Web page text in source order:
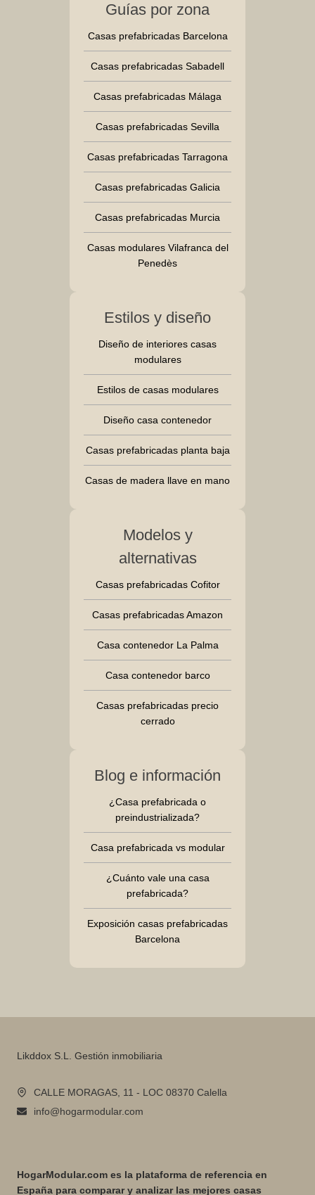
Guías por zona
Casas prefabricadas Barcelona
Casas prefabricadas Sabadell
Casas prefabricadas Málaga
Casas prefabricadas Sevilla
Casas prefabricadas Tarragona
Casas prefabricadas Galicia
Casas prefabricadas Murcia
Casas modulares Vilafranca del
Penedès
Estilos y diseño
Diseño de interiores casas
modulares
Estilos de casas modulares
Diseño casa contenedor
Casas prefabricadas planta baja
Casas de madera llave en mano
Modelos y
alternativas
Casas prefabricadas Cofitor
Casas prefabricadas Amazon
Casa contenedor La Palma
Casa contenedor barco
Casas prefabricadas precio
cerrado
Blog e información
¿Casa prefabricada o
preindustrializada?
Casa prefabricada vs modular
¿Cuánto vale una casa
prefabricada?
Exposición casas prefabricadas
Barcelona
Likddox S.L. Gestión inmobiliaria
CALLE MORAGAS, 11 - LOC 08370 Calella
info@hogarmodular.com
HogarModular.com es la plataforma de referencia en
España para comparar y analizar las mejores casas